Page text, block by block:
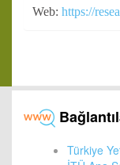
Web: https://
Türkiye